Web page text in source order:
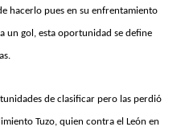
hacerlo pues en su enfrentamiento
un gol, esta oportunidad se define
de clasificar pero las perdió
Tuzo, quien contra el León en